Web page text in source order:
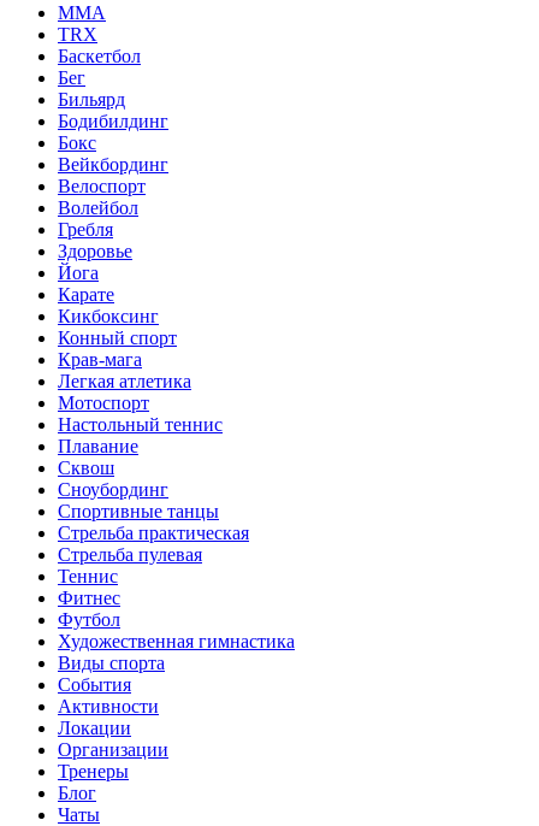
MMA
TRX
Баскетбол
Бег
Бильярд
Бодибилдинг
Бокс
Вейкбординг
Велоспорт
Волейбол
Гребля
Здоровье
Йога
Карате
Кикбоксинг
Конный спорт
Крав-мага
Легкая атлетика
Мотоспорт
Настольный теннис
Плавание
Сквош
Сноубординг
Спортивные танцы
Стрельба практическая
Стрельба пулевая
Теннис
Фитнес
Футбол
Художественная гимнастика
Виды спорта
События
Активности
Локации
Организации
Тренеры
Блог
Чаты